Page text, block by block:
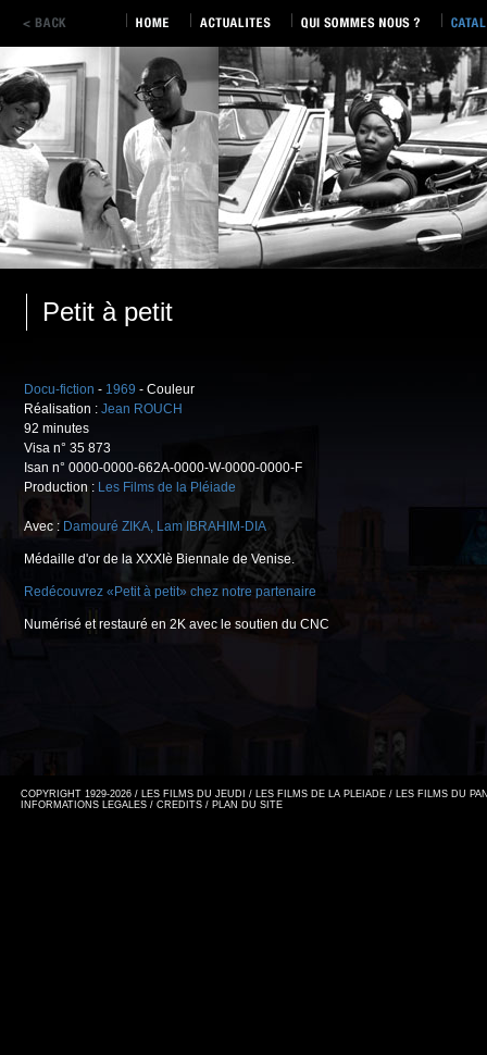
Petit à petit
Docu-fiction - 1969 - Couleur
Réalisation : Jean ROUCH
92 minutes
Visa n° 35 873
Isan n° 0000-0000-662A-0000-W-0000-0000-F
Production : Les Films de la Pléiade
Avec : Damouré ZIKA, Lam IBRAHIM-DIA
Médaille d'or de la XXXIè Biennale de Venise.
Redécouvrez «Petit à petit» chez notre partenaire
Numérisé et restauré en 2K avec le soutien du CNC
COPYRIGHT 1929-2026 / LES FILMS DU JEUDI / LES FILMS DE LA PLEIADE / LES FILMS DU
INFORMATIONS LEGALES / CREDITS / PLAN DU SITE